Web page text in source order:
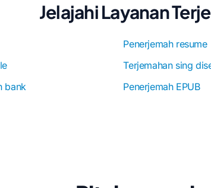
Jelajahi Layanan
Penerjemah resume
Terjemahan sing
bank
Penerjemah EPUB